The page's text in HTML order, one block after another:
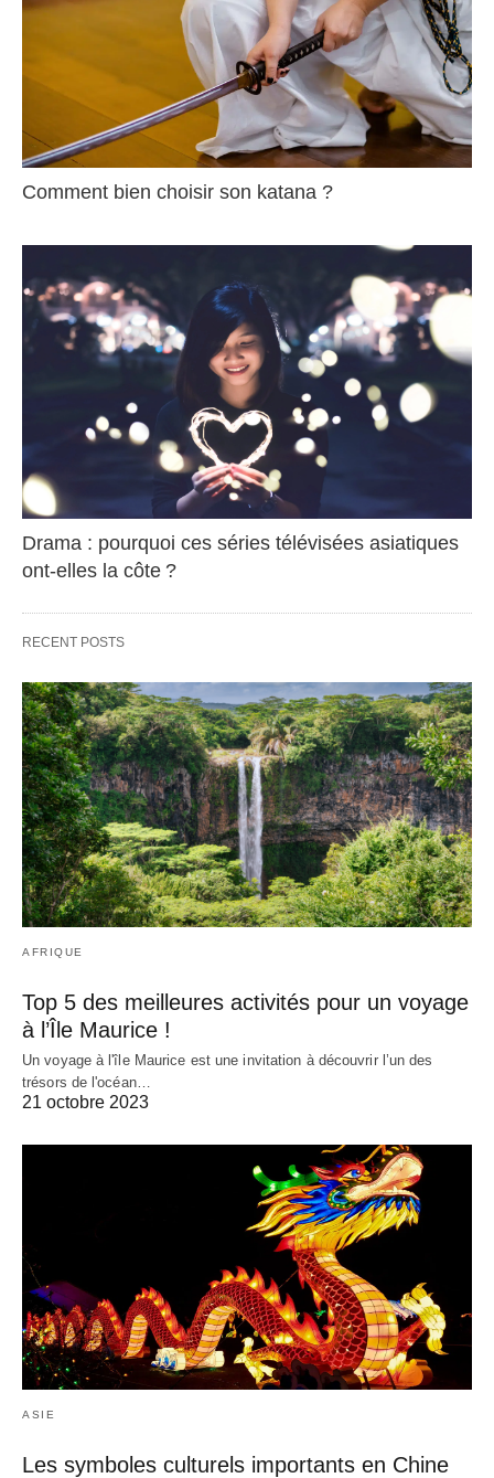
Comment bien choisir son katana ?
Drama : pourquoi ces séries télévisées asiatiques
ont-elles la côte ?
RECENT POSTS
AFRIQUE
Top 5 des meilleures activités pour un voyage
à l’Île Maurice !
Un voyage à l'île Maurice est une invitation à découvrir l’un des
trésors de l'océan…
21 octobre 2023
ASIE
Les symboles culturels importants en Chine